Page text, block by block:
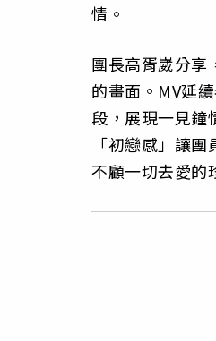
情。
團長高胥崴分享
的畫面。MV延
段，展現一見
「初戀感」讓
不顧一切去愛的